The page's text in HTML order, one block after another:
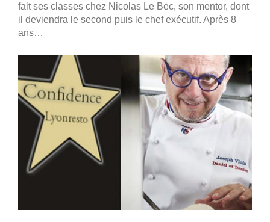
fait ses classes chez Nicolas Le Bec, son mentor, dont
il deviendra le second puis le chef exécutif. Après 8
ans…